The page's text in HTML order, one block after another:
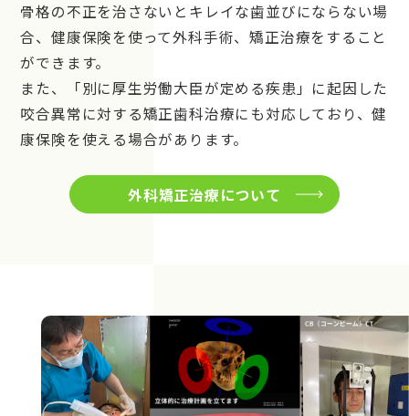
骨格の不正を治さないとキレイな歯並びにならない場
合、健康保険を使って外科手術、矯正治療をすること
ができます。
また、「別に厚生労働大臣が定める疾患」に起因した
咬合異常に対する矯正歯科治療にも対応しており、健
康保険を使える場合があります。
外科矯正治療について